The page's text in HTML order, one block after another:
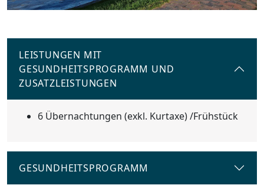
LEISTUNGEN MIT
GESUNDHEITSPROGRAMM UND
ZUSATZLEISTUNGEN
6 Übernachtungen (exkl. Kurtaxe) /Frühstück
GESUNDHEITSPROGRAMM